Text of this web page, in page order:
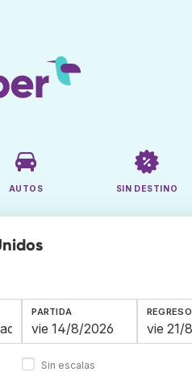
AUTOS SIN DESTINO
PARTIDA REGRESO
Sin escalas